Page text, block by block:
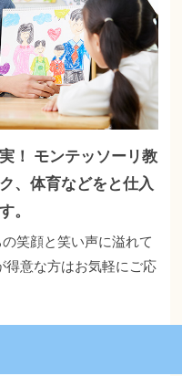
！ モンテッソーリ教
、体育などをと仕入
。
笑顔と笑い声に溢れて
得意な方はお気軽にご応